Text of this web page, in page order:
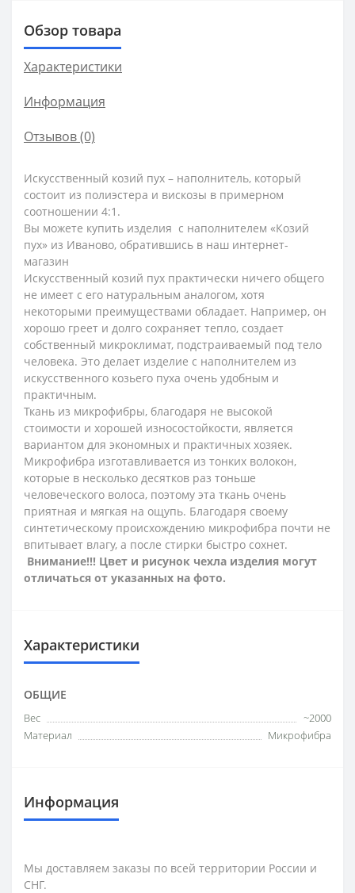
Обзор товара
Характеристики
Информация
Отзывов (0)
Искусственный козий пух – наполнитель, который
состоит из полиэстера и вискозы в примерном
соотношении 4:1.
Вы можете купить изделия с наполнителем «Козий
пух» из Иваново, обратившись в наш интернет-
магазин
Искусственный козий пух практически ничего общего
не имеет с его натуральным аналогом, хотя
некоторыми преимуществами обладает. Например, он
хорошо греет и долго сохраняет тепло, создает
собственный микроклимат, подстраиваемый под тело
человека. Это делает изделие с наполнителем из
искусственного козьего пуха очень удобным и
практичным.
Ткань из микрофибры, благодаря не высокой
стоимости и хорошей износостойкости, является
вариантом для экономных и практичных хозяек.
Микрофибра изготавливается из тонких волокон,
которые в несколько десятков раз тоньше
человеческого волоса, поэтому эта ткань очень
приятная и мягкая на ощупь. Благодаря своему
синтетическому происхождению микрофибра почти не
впитывает влагу, а после стирки быстро сохнет.
Внимание!!! Цвет и рисунок чехла изделия могут
отличаться от указанных на фото.
Характеристики
ОБЩИЕ
Вес
~2000
Материал
Микрофибра
Информация
Мы доставляем заказы по всей территории России и
СНГ.